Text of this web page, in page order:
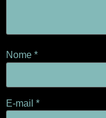
Nome *
E-mail *